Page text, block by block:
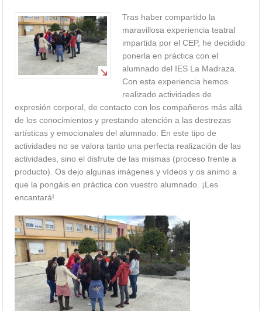
Tras haber compartido la
maravillosa experiencia teatral
impartida por el CEP, he decidido
ponerla en práctica con el
alumnado del IES La Madraza.
Con esta experiencia hemos
realizado actividades de
expresión corporal, de contacto con los compañeros más allá
de los conocimientos y prestando atención a las destrezas
artísticas y emocionales del alumnado. En este tipo de
actividades no se valora tanto una perfecta realización de las
actividades, sino el disfrute de las mismas (proceso frente a
producto). Os dejo algunas imágenes y vídeos y os animo a
que la pongáis en práctica con vuestro alumnado. ¡Les
encantará!